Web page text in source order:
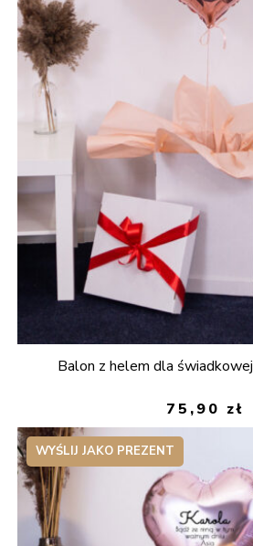
Balon z helem dla
75,90 zł
WYŚLIJ JAKO PREZENT